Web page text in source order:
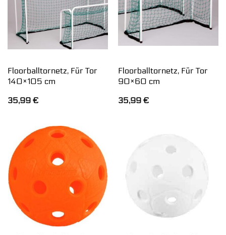
Floorballtornetz, Für Tor
140×105 cm
35,99 €
Floorballtornetz, Für Tor
90×60 cm
35,99 €